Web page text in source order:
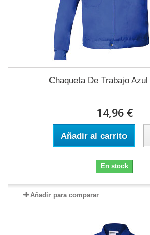
Chaqueta De Trabajo Azul
14,96 €
Añadir al carrito
En stock
Añadir para comparar